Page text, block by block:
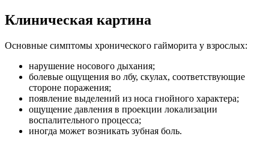
Клиническая картина
Основные симптомы хронического гайморита у взрослых:
нарушение носового дыхания;
болевые ощущения во лбу, скулах, соответствующие
стороне поражения;
появление выделений из носа гнойного характера;
ощущение давления в проекции локализации
воспалительного процесса;
иногда может возникать зубная боль.